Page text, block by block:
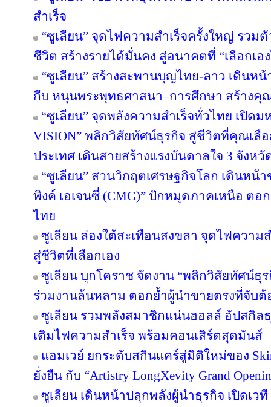
สำเร็จ
“ซูเลียน” จุดไฟความสำเร็จครั้งใหญ่ รว
ชีวิต สร้างรายได้มั่นคง สู่อนาคตที่ “เลือกเอ
“ซูเลียน” สร้างสะพานบุญไทย-ลาว เดินห
กีบ หนุนพระพุทธศาสนา–การศึกษา สร้างคุ
“ซูเลียน” จุดพลังความสำเร็จทั่วไทย เปิดม
VISION” พลิกวิสัยทัศน์ธุรกิจ สู่ชีวิตที่คุณเลื
ประเทศ เดินสายสร้างแรงบันดาลใจ 3 จังห
“ซูเลียน” สวนวิกฤตเศรษฐกิจโลก เดินหน้
พิงค์ เอเจนซี่ (CMG)” ปักหมุดภาคเหนือ ตอ
ไทย
ซูเลียน ล่องใต้สะเทือนสงขลา จุดไฟความ
สู่ชีวิตที่เลือกเอง
ซูเลียน บุกโคราช จัดงาน “พลิกวิสัยทัศน์ธุ
ร่วมงานล้นหลาม ตอกย้ำผู้นำขายตรงที่จับต้
ซูเลียน รวมพลังสมาชิกแน่นฮอลล์ อัปสกิ
เติมไฟความสำเร็จ พร้อมคอนเสิร์ตสุดมันส์
แอมเวย์ ยกระดับสกินแคร์สู่มิติใหม่ของ
ยั่งยืน กับ “Artistry LongXevity Grand
ซูเลียน เดินหน้าปลุกพลังผู้นำธุรกิจ เปิดเวที